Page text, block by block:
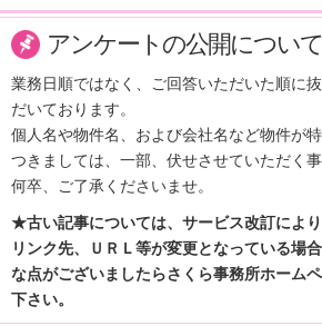
アンケートの公開について
業務日順ではなく、ご回答いただいた順に
だいております。
個人名や物件名、および会社名など物件が
つきましては、一部、伏せさせていただく事
何卒、ご了承くださいませ。
★古い記事については、サービス改訂により
リンク先、ＵＲＬ等が変更となっている場
な点がございましたらさくら事務所ホーム
下さい。